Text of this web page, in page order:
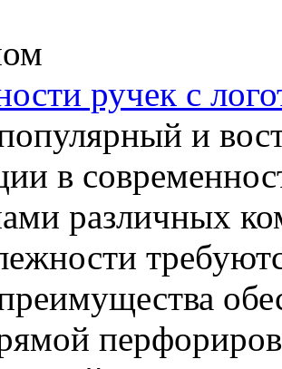
ручек с
и
в
различных